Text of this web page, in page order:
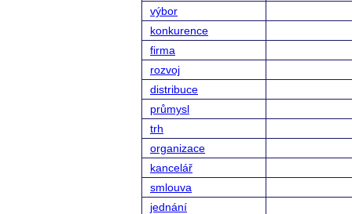
výbor
konkurence
firma
rozvoj
distribuce
průmysl
trh
organizace
kancelář
smlouva
jednání